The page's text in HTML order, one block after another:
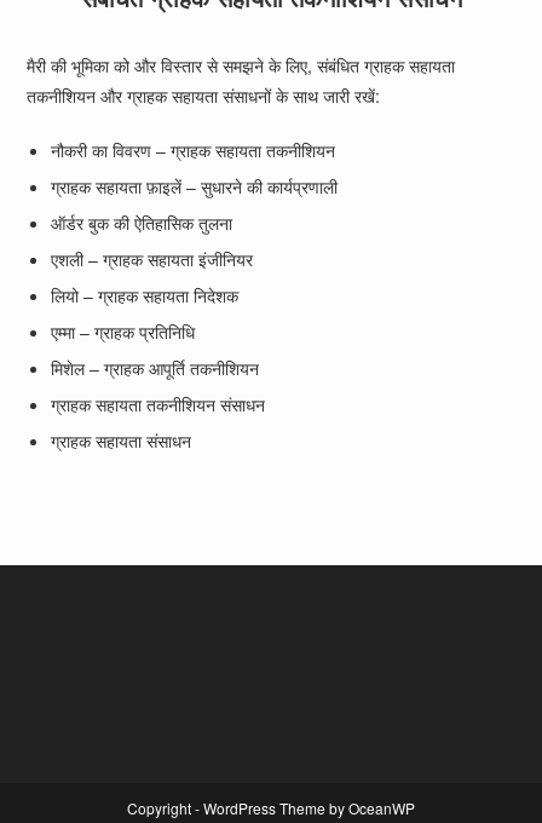
मैरी की भूमिका को और विस्तार से समझने के लिए, संबंधित ग्राहक सहायता
तकनीशियन और ग्राहक सहायता संसाधनों के साथ जारी रखें:
नौकरी का विवरण – ग्राहक सहायता तकनीशियन
ग्राहक सहायता फ़ाइलें – सुधारने की कार्यप्रणाली
ऑर्डर बुक की ऐतिहासिक तुलना
एशली – ग्राहक सहायता इंजीनियर
लियो – ग्राहक सहायता निदेशक
एम्मा – ग्राहक प्रतिनिधि
मिशेल – ग्राहक आपूर्ति तकनीशियन
ग्राहक सहायता तकनीशियन संसाधन
ग्राहक सहायता संसाधन
Copyright - WordPress Theme by OceanWP